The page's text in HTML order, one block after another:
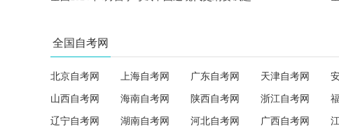
全国自考网
北京自考网 上海自考网 广东自考网 天津自考网
山西自考网 海南自考网 陕西自考网 浙江自考网
辽宁自考网 湖南自考网 河北自考网 广西自考网